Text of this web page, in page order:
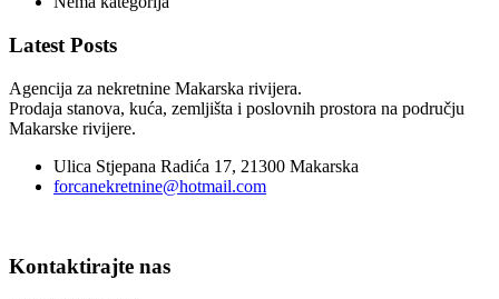
Latest Posts
Agencija za nekretnine Makarska rivijera.
Prodaja stanova, kuća, zemljišta i poslovnih prostora na području
Makarske rivijere.
Ulica Stjepana Radića 17, 21300 Makarska
forcanekretnine@hotmail.com
Kontaktirajte nas